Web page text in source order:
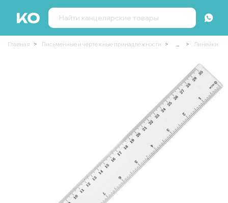
Главная Письменные и чертежные принадлежности ... Линейки